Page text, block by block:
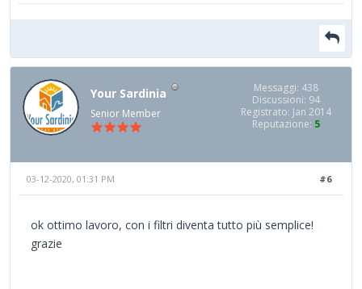
Your Sardinia
Senior Member
Messaggi: 438
Discussioni: 94
Registrato: Jan 2014
Reputazione: 5
#6
03-12-2020, 01:31 PM
ok ottimo lavoro, con i filtri diventa tutto più semplice!
grazie